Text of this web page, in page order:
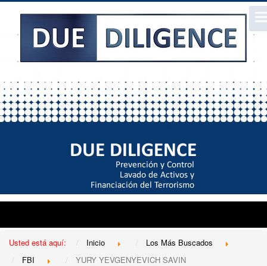
Usted está aquí: Inicio
Los Más Buscados
FBI
YURY YEVGENYEVICH SAVIN